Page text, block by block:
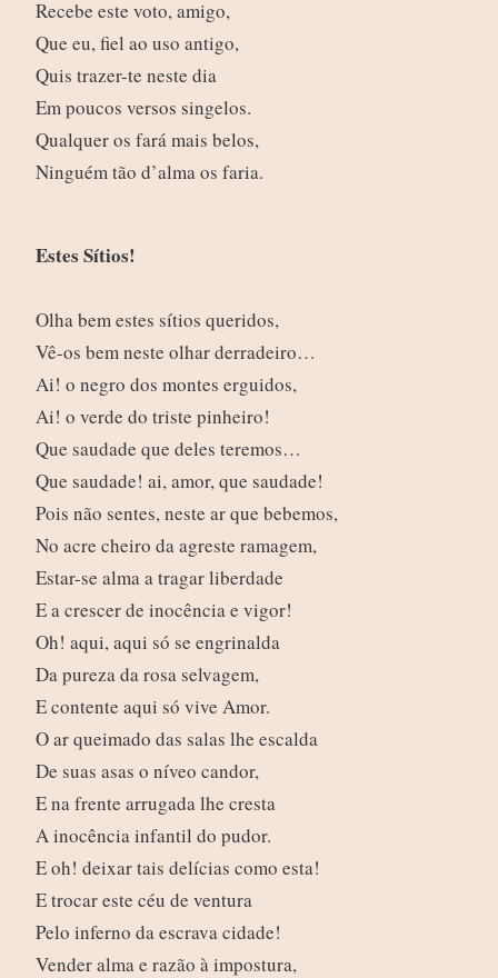
Recebe este voto, amigo,
Que eu, fiel ao uso antigo,
Quis trazer-te neste dia
Em poucos versos singelos.
Qualquer os fará mais belos,
Ninguém tão d’alma os faria.
Estes Sítios!
Olha bem estes sítios queridos,
Vê-os bem neste olhar derradeiro…
Ai! o negro dos montes erguidos,
Ai! o verde do triste pinheiro!
Que saudade que deles teremos…
Que saudade! ai, amor, que saudade!
Pois não sentes, neste ar que bebemos,
No acre cheiro da agreste ramagem,
Estar-se alma a tragar liberdade
E a crescer de inocência e vigor!
Oh! aqui, aqui só se engrinalda
Da pureza da rosa selvagem,
E contente aqui só vive Amor.
O ar queimado das salas lhe escalda
De suas asas o níveo candor,
E na frente arrugada lhe cresta
A inocência infantil do pudor.
E oh! deixar tais delícias como esta!
E trocar este céu de ventura
Pelo inferno da escrava cidade!
Vender alma e razão à impostura,